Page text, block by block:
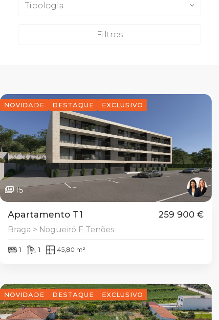
Tipologia
Filtros
NOVIDADE DESTAQUE EXCLUSIVO
15
Apartamento T1 259 900 €
Braga > Nogueiró E Tenões
1 1 45,80 m²
NOVIDADE DESTAQUE EXCLUSIVO